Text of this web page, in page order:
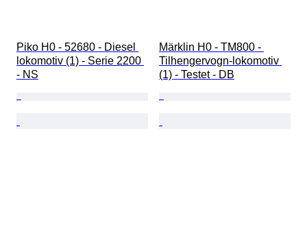
Piko H0 - 52680 - Diesel
lokomotiv (1) - Serie 2200
- NS
Märklin H0 - TM800 -
Tilhengervogn-lokomotiv
(1) - Testet - DB